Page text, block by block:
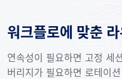
워크플로에 맞춘
연속성이 필요하면 고정 세
버리지가 필요하면 로테이